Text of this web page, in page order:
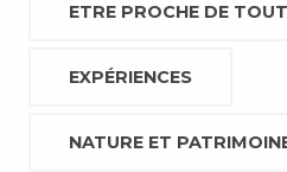
ETRE PROCHE DE TOUT
EXPÉRIENCES
NATURE ET